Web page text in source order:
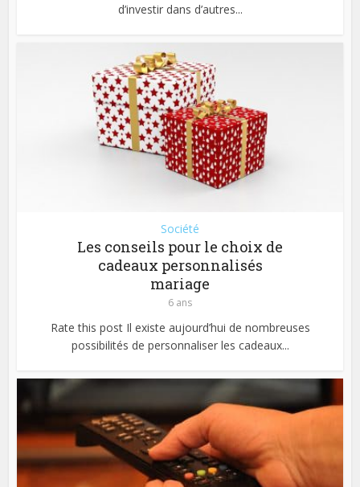
d’investir dans d’autres...
Société
Les conseils pour le choix de
cadeaux personnalisés
mariage
6 ans
Rate this post Il existe aujourd’hui de nombreuses
possibilités de personnaliser les cadeaux...